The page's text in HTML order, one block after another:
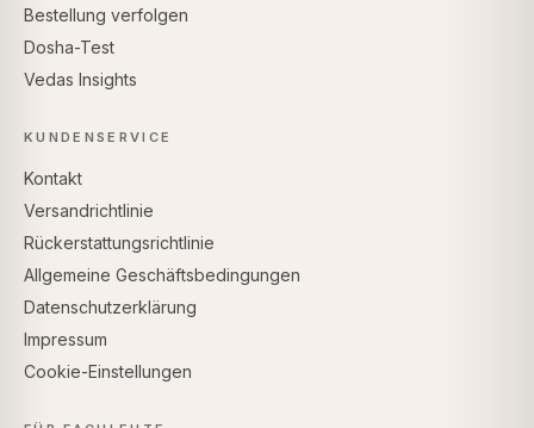
Bestellung verfolgen
Dosha-Test
Vedas Insights
KUNDENSERVICE
Kontakt
Versandrichtlinie
Rückerstattungsrichtlinie
Allgemeine Geschäftsbedingungen
Datenschutzerklärung
Impressum
Cookie-Einstellungen